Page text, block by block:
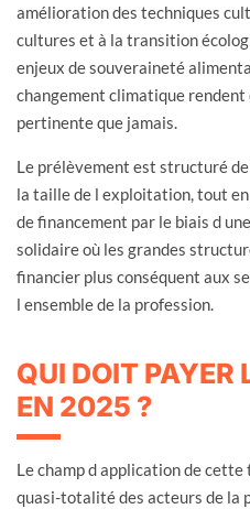
amélioration des techniques
cultures et à la transition
enjeux de souveraineté
changement climatique
pertinente que jamais.
Le prélèvement est structuré
la taille de l exploitation, tout
de financement par le biais d
solidaire où les grandes
financier plus conséquent aux
l ensemble de la profession.
QUI DOIT PAYER
EN 2025 ?
Le champ d application de
quasi-totalité des acteurs de la